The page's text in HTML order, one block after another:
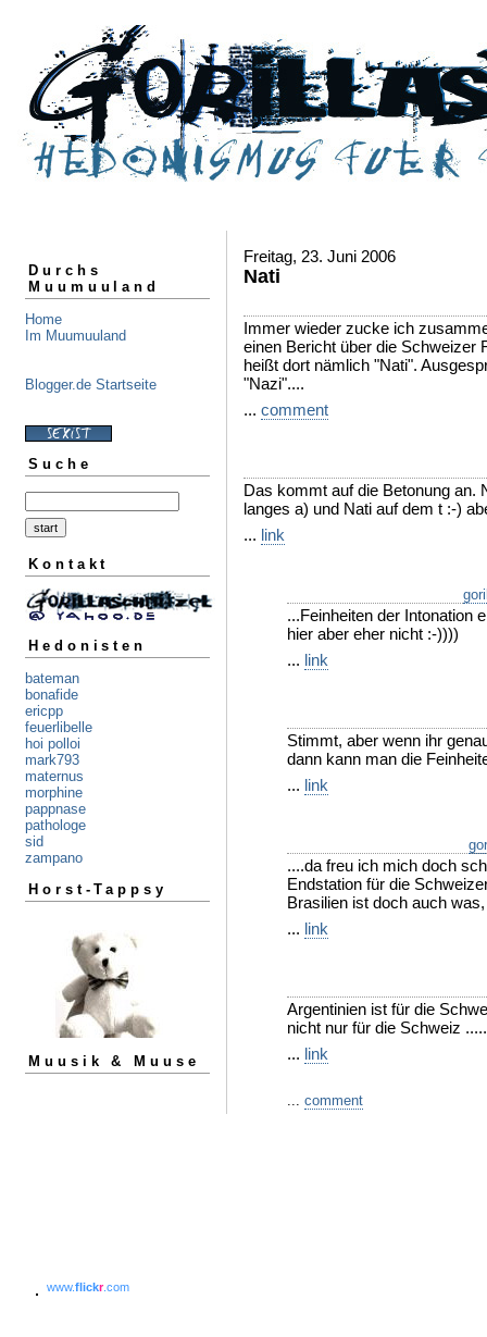
Durchs
Muumuuland
Home
Im Muumuuland
Blogger.de Startseite
Suche
Kontakt
Hedonisten
bateman
bonafide
ericpp
feuerlibelle
hoi polloi
mark793
maternus
morphine
pappnase
pathologe
sid
zampano
Horst-Tappsy
Muusik & Muuse
www.flickr.com
Freitag, 23. Juni 2006
Nati
Immer wieder zucke ich
einen Bericht über die Schweizer
heißt dort nämlich "Nati".
"Nazi"....
... comment
Das kommt auf die Betonung an.
langes a) und Nati auf dem t :-)
... link
...Feinheiten der Intonation
hier aber eher nicht :-))))
... link
Stimmt, aber wenn ihr
dann kann man die
... link
....da freu ich mich doch
Endstation für die
Brasilien ist doch auch
... link
Argentinien ist für die
nicht nur für die Schweiz .....
... link
... comment